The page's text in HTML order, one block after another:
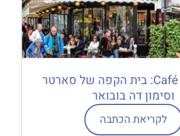
Café de Flore: בית הקפה של סארטר
וסימון דה בובואר
לקריאת הכתבה